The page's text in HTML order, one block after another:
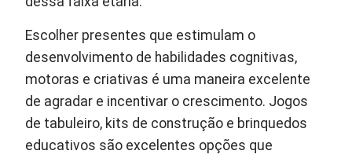
Escolher presentes que estimulam o
desenvolvimento de habilidades cognitivas,
motoras e criativas é uma maneira excelente
de agradar e incentivar o crescimento. Jogos
de tabuleiro, kits de construção e brinquedos
educativos são excelentes opções que